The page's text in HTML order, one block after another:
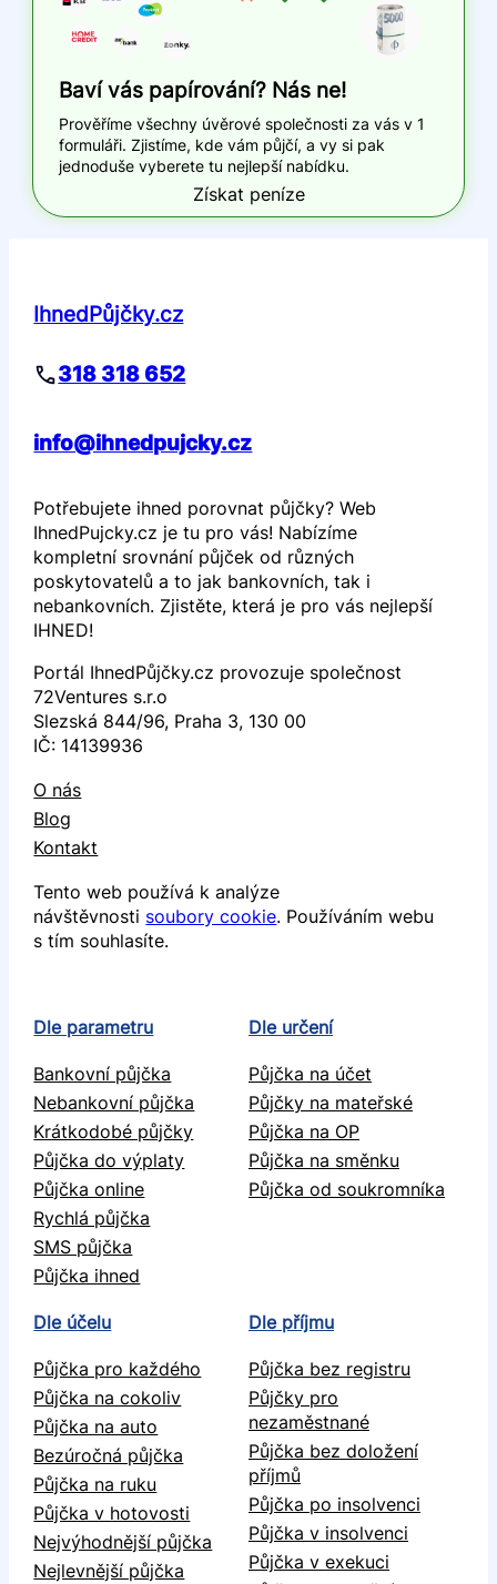
Baví vás papírování? Nás ne!
Prověříme všechny úvěrové společnosti za vás v 1
formuláři. Zjistíme, kde vám půjčí, a vy si pak
jednoduše vyberete tu nejlepší nabídku.
Získat peníze
IhnedPůjčky.cz
318 318 652
info@ihnedpujcky.cz
Potřebujete ihned porovnat půjčky? Web
IhnedPujcky.cz je tu pro vás! Nabízíme
kompletní srovnání půjček od různých
poskytovatelů a to jak bankovních, tak i
nebankovních. Zjistěte, která je pro vás nejlepší
IHNED!
Portál IhnedPůjčky.cz provozuje společnost
72Ventures s.r.o
Slezská 844/96, Praha 3, 130 00
IČ: 14139936
O nás
Blog
Kontakt
Tento web používá k analýze
návštěvnosti soubory cookie. Používáním webu
s tím souhlasíte.
Dle parametru
Bankovní půjčka
Nebankovní půjčka
Krátkodobé půjčky
Půjčka do výplaty
Půjčka online
Rychlá půjčka
SMS půjčka
Půjčka ihned
Dle určení
Půjčka na účet
Půjčky na mateřské
Půjčka na OP
Půjčka na směnku
Půjčka od soukromníka
Dle účelu
Půjčka pro každého
Půjčka na cokoliv
Půjčka na auto
Bezúročná půjčka
Půjčka na ruku
Půjčka v hotovosti
Nejvýhodnější půjčka
Nejlevnější půjčka
Dle příjmu
Půjčka bez registru
Půjčky pro
nezaměstnané
Půjčka bez doložení
příjmů
Půjčka po insolvenci
Půjčka v insolvenci
Půjčka v exekuci